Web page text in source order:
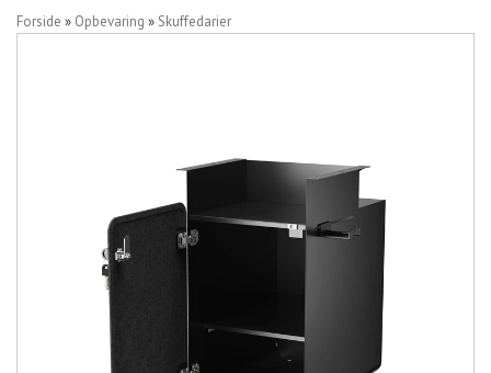
Forside » Opbevaring » Skuffedarier